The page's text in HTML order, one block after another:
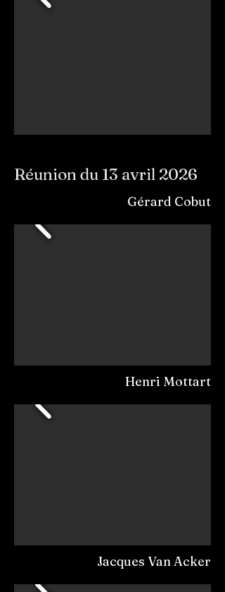
Réunion du 13 avril 2026
Gérard Cobut
Henri Mottart
Jacques Van Acker